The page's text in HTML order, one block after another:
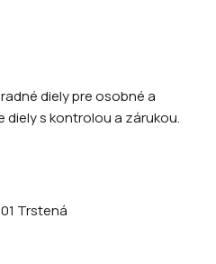
diely pre osobné a
diely s kontrolou a zárukou.
Trstená